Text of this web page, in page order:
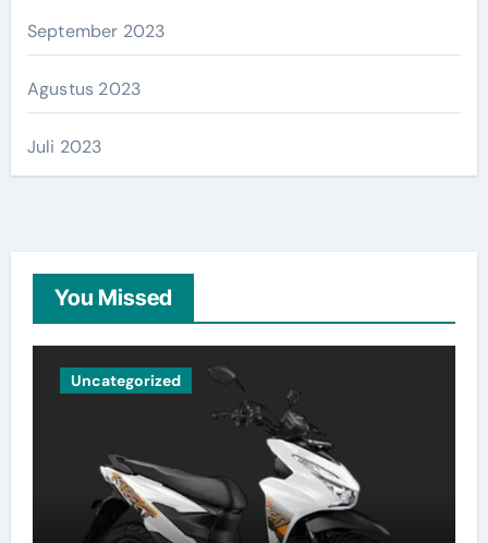
September 2023
Agustus 2023
Juli 2023
You Missed
Uncategorized